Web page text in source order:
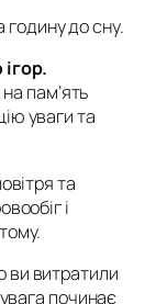
до сну.
пам’ять
уваги та
та
і
ви витратили
починає